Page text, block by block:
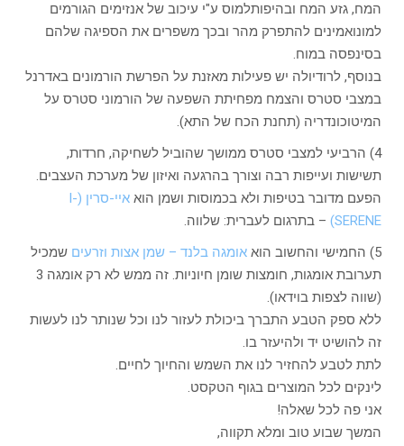
המח, גזע המח ובהיפותלמוס ע"י עיכוב של אנזימים הגורמים
למונואמינים להתפרק מהר ובכך משפרים את הספיגה שלהם
בסינפסה במוח.
בנוסף, לרודיולה יש פעילות מאזנת על הפרשת הורמונים באדרנל
במצבי סטרס והצמח מפחיתת השפעה של הורמוני סטרס על
המיטוכונדריה (תחנת הכח של התא).
4) הרביעי למצבי סטרס ממושך שהוביל לשחיקה, חרדות,
תשישות ועייפות רבה וצורך בהרגעה ואיזון של מערכת העצבים.
הפעם מדובר בטיפות ולא בכמוסות ושמן הוא
איי-סרין (I-
SERENE) – בתרגום לעברית: שלווה.
אומגה בלנד – שמן אצות וזרעיםשמכיל
תערובת אומגות, חומצות שומן חיוניות. זה ממש לא רק אומגה 3
(שווה לצפות בוידאו).
ללא ספק הטבע התברך ביכולת לעזור לנו וכל שנותר לנו לעשות
זה להושיט יד ולהיעזר בו.
לתת לטבע להחזיר לנו את השמש והחיוך לחיים.
לינקים לכל המוצרים בגוף הטקסט.
אני פה לכל שאלה!
המשך שבוע טוב ומלא תקווה,